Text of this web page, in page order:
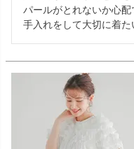
パールがとれないか心
手入れをして大切に着た